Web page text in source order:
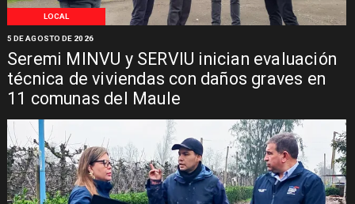
LOCAL
Seremi MINVU y SERVIU inician evaluación
técnica de viviendas con daños graves en
11 comunas del Maule
5 DE AGOSTO DE 2026